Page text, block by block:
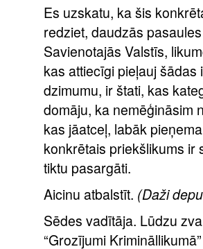
Es uzskatu, ka šis
redziet, daudzās
Savienotajās Valstīs,
kas attiecīgi pieļauj
dzimumu, ir štati, kas
domāju, ka nemēģināsim
kas jāatceļ, labāk
konkrētais priekšlikums ir
tiktu pasargāti.
Aicinu atbalstīt. (Daži
Sēdes vadītāja. Lūdzu
“Grozījumi